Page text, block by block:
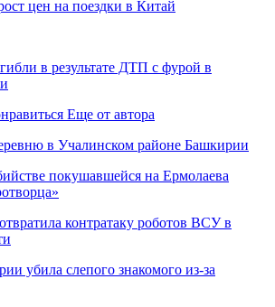
цен на поездки в Китай
в результате ДТП с фурой в
Еще от автора
в Учалинском районе Башкирии
покушавшейся на Ермолаева
контратаку роботов ВСУ в
убила слепого знакомого из-за